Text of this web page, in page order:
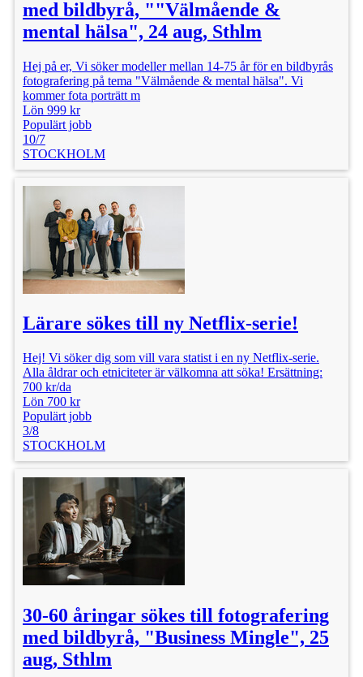
med bildbyrå, ""Välmående &
mental hälsa", 24 aug, Sthlm
Hej på er, Vi söker modeller mellan 14-75 år för en bildbyrås
fotografering på tema "Välmående & mental hälsa". Vi
kommer fota porträtt m
Lön 999 kr
Populärt jobb
10/7
STOCKHOLM
Lärare sökes till ny Netflix-serie!
Hej! Vi söker dig som vill vara statist i en ny Netflix-serie.
Alla åldrar och etniciteter är välkomna att söka! Ersättning:
700 kr/da
Lön 700 kr
Populärt jobb
3/8
STOCKHOLM
30-60 åringar sökes till fotografering
med bildbyrå, "Business Mingle", 25
aug, Sthlm